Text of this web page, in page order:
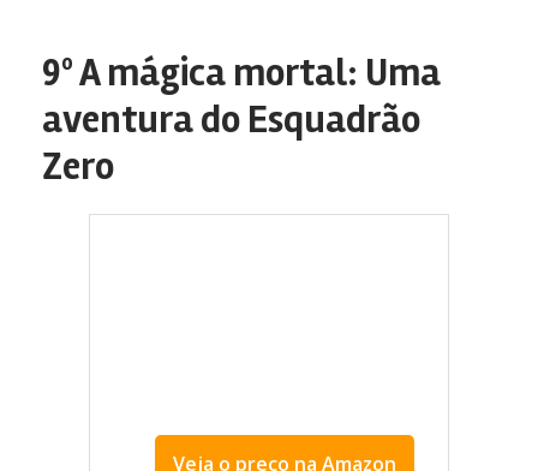
9º A mágica mortal: Uma
aventura do Esquadrão
Zero
Veja o preço na Amazon